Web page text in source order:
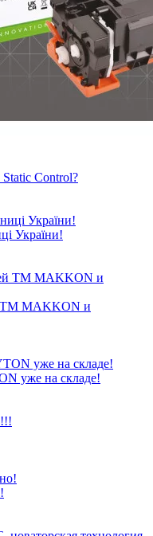
Control?
України!
ТМ MAKKON и
уже на складе!